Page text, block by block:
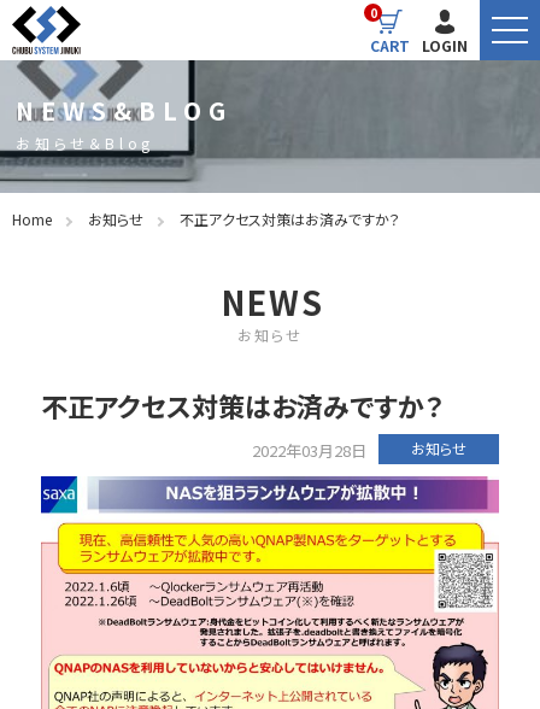
CART
0
LOGIN
NEWS&BLOG
お知らせ＆Blog
Home お知らせ 不正アクセス対策はお済みですか？
NEWS
お知らせ
不正アクセス対策はお済みですか？
2022年03月28日 お知らせ